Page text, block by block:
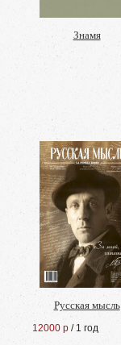
Знамя
Русская мысль
12000 р / 1 год